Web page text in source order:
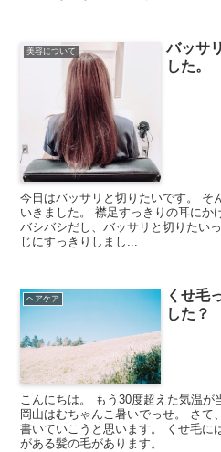
美容について
バッサ
した。
今日はバッサリと切りたいです。 そ
いきました。 襟足すっきりの耳にか
バシバシだし、バッサリと切りたい
じにすっきりしまし...
ヘアケア
くせ毛
した？
こんにちは。 もう30度超えた気温が
岡山はむちゃんこ暑いでっせ。 さて
書いていこうと思います。 くせ毛に
がある髪の毛があります。 ...